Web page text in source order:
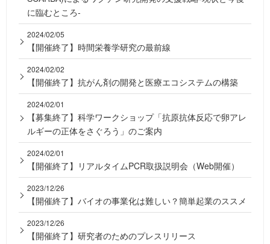
に臨むところ-
2024/02/05
【開催終了】時間栄養学研究の最前線
2024/02/02
【開催終了】抗がん剤の開発と医療エコシステムの構築
2024/02/01
【募集終了】科学ワークショップ「抗原抗体反応で卵アレ
ルギーの正体をさぐろう」のご案内
2024/02/01
【開催終了】リアルタイムPCR取扱説明会（Web開催）
2023/12/26
【開催終了】バイオの事業化は難しい？簡単起業のススメ
2023/12/26
【開催終了】研究者のためのプレスリリース